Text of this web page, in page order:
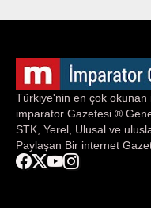
Türkiye'nin en çok okunan
imparator Gazetesi ®
STK, Yerel, Ulusal ve
Paylaşan Bir internet